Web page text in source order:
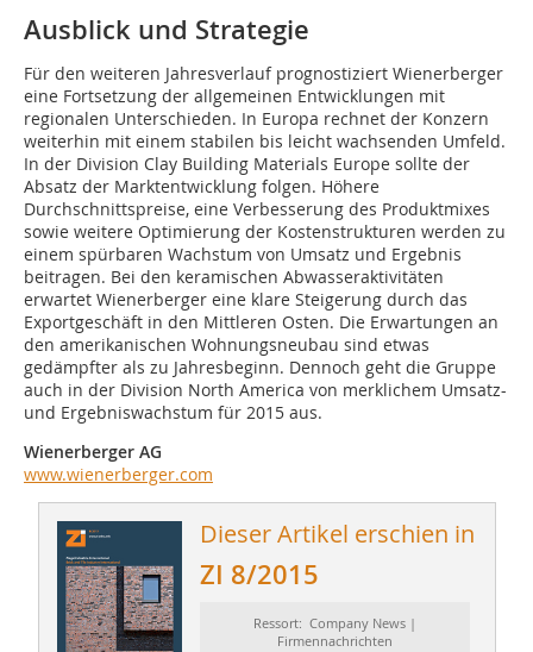
Ausblick und Strategie
Für den weiteren Jahresverlauf prognostiziert Wienerberger
eine Fortsetzung der allgemeinen Entwicklungen mit
regionalen Unterschieden. In Europa rechnet der Konzern
weiterhin mit einem stabilen bis leicht wachsenden Umfeld.
In der Division Clay Building Materials Europe sollte der
Absatz der Marktentwicklung folgen. Höhere
Durchschnittspreise, eine Verbesserung des Produktmixes
sowie weitere Optimierung der Kostenstrukturen werden zu
einem spürbaren Wachstum von Umsatz und Ergebnis
beitragen. Bei den keramischen Abwasseraktivitäten
erwartet Wienerberger eine klare Steigerung durch das
Exportgeschäft in den Mittleren Osten. Die Erwartungen an
den amerikanischen Wohnungsneubau sind etwas
gedämpfter als zu Jahresbeginn. Dennoch geht die Gruppe
auch in der Division North America von merklichem Umsatz-
und Ergebniswachstum für 2015 aus.
Wienerberger AG
www.wienerberger.com
Dieser Artikel erschien in
ZI 8/2015
Ressort: Company News |
Firmennachrichten